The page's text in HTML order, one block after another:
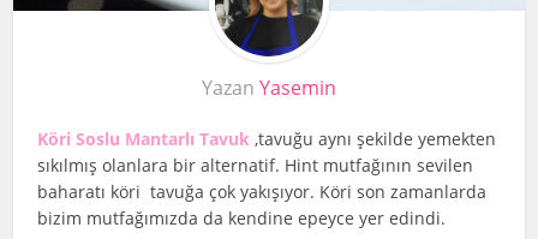
Yazan Yasemin
Köri Soslu Mantarlı Tavuk ,tavuğu aynı şekilde yemekten
sıkılmış olanlara bir alternatif. Hint mutfağının sevilen
baharatı köri tavuğa çok yakışıyor. Köri son zamanlarda
bizim mutfağımızda da kendine epeyce yer edindi.